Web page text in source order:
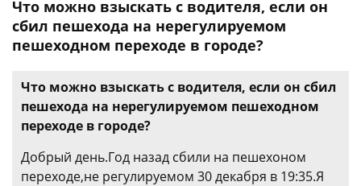
Что можно взыскать с водителя, если он
сбил пешехода на нерегулируемом
пешеходном переходе в городе?
Что можно взыскать с водителя, если он сбил
пешехода на нерегулируемом пешеходном
переходе в городе?
Добрый день.Год назад сбили на пешехоном
переходе,не регулируемом 30 декабря в 19:35.Я